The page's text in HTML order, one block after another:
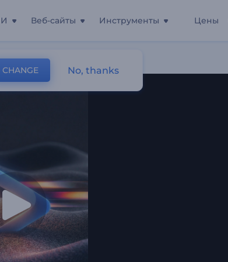
Веб-сайты Инструменты Цены
CHANGE No, thanks